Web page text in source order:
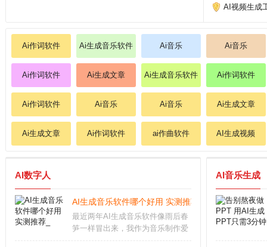
AI视频生成
Ai作词软件 Ai生成音乐软件 Ai音乐 Ai音乐
Ai作词软件 Ai生成文章 Ai生成音乐软件 Ai作词软件
Ai作词软件 Ai音乐 Ai音乐 Ai生成文章
Ai生成文章 Ai作词软件 ai作曲软件 AI生成视频
AI数字人
AI生成音乐软件哪个好用 实测推荐_
最近两年AI生成音乐软件像雨后春
笋一样冒出来，我作为音乐制作爱
AI音乐生成